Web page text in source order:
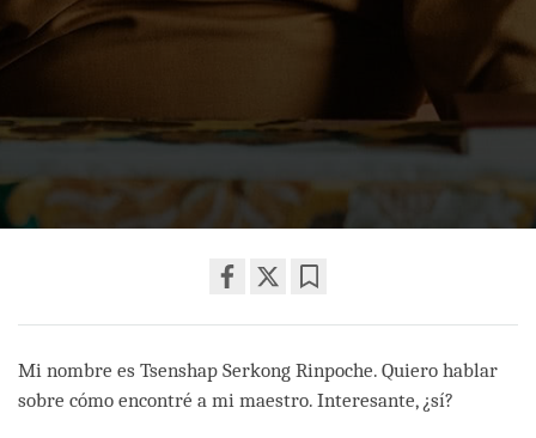
facebook
Mi nombre es Tsenshap Serkong Rinpoche. Quiero hablar
sobre cómo encontré a mi maestro. Interesante, ¿sí?